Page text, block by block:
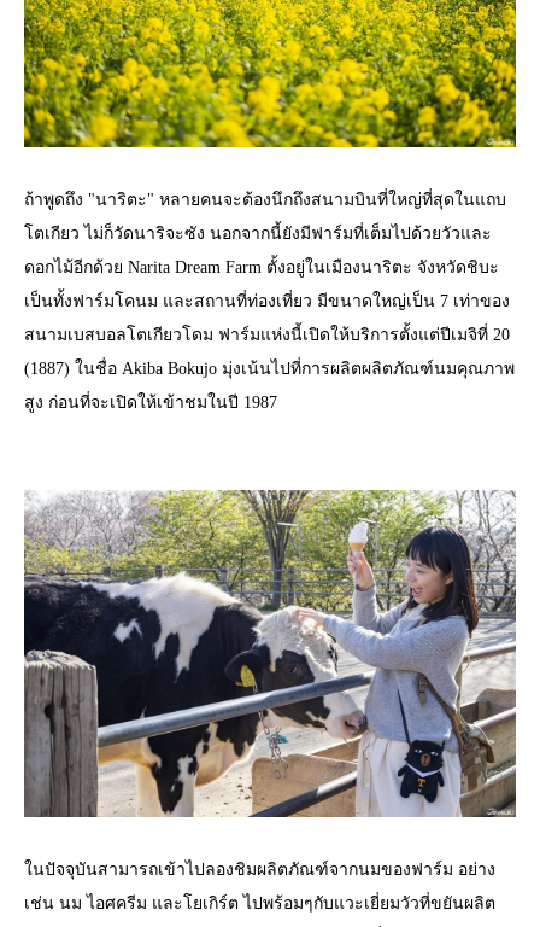
ถ้าพูดถึง "นาริตะ" หลายคนจะต้องนึกถึงสนามบินที่ใหญ่ที่สุดในแถบ
โตเกียว ไม่ก็วัดนาริจะซัง นอกจากนี้ยังมีฟาร์มที่เต็มไปด้วยวัวและ
ดอกไม้อีกด้วย Narita Dream Farm ตั้งอยู่ในเมืองนาริตะ จังหวัดชิบะ
เป็นทั้งฟาร์มโคนม และสถานที่ท่องเที่ยว มีขนาดใหญ่เป็น 7 เท่าของ
สนามเบสบอลโตเกียวโดม ฟาร์มแห่งนี้เปิดให้บริการตั้งแต่ปีเมจิที่ 20
(1887) ในชื่อ Akiba Bokujo มุ่งเน้นไปที่การผลิตผลิตภัณฑ์นมคุณภาพ
สูง ก่อนที่จะเปิดให้เข้าชมในปี 1987
ในปัจจุบันสามารถเข้าไปลองชิมผลิตภัณฑ์จากนมของฟาร์ม อย่าง
เช่น นม ไอศครีม และโยเกิร์ต ไปพร้อมๆกับแวะเยี่ยมวัวที่ขยันผลิต